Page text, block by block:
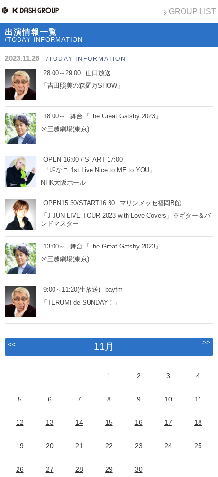
GROUP LIST
出演情報一覧
/TODAY INFORMATION
2023.11.26 /TODAY INFORMATION
28:00～29:00
山口放送
「吉田照美の森羅万SHOW」
18:00～
舞台『The Great Gatsby 2023』
＠三越劇場(東京)
OPEN 16:00 / START 17:00
「岬なこ 1st Live Nice to ME to YOU」
NHK大阪ホール
OPEN15:30/START16:30
マリンメッセ福岡B館
「J-JUN LIVE TOUR 2023 with Love Covers」※ギター＆バ
ンドマスター
13:00～
舞台『The Great Gatsby 2023』
＠三越劇場(東京)
9:00～11:20(生放送)
bayfm
「TERUMI de SUNDAY！」
<< 11月 >>
1 2 3 4
5 6 7 8 9 10 11
12 13 14 15 16 17 18
19 20 21 22 23 24 25
26 27 28 29 30